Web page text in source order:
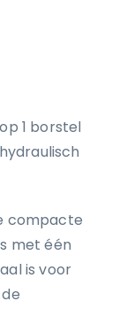
1 borstel
compacte
met één
is voor